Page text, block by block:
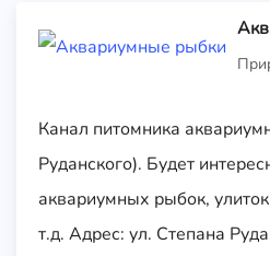
Канал питомника
Руданского). Будет
аквариумных рыбок,
т.д. Адрес: ул. Степана